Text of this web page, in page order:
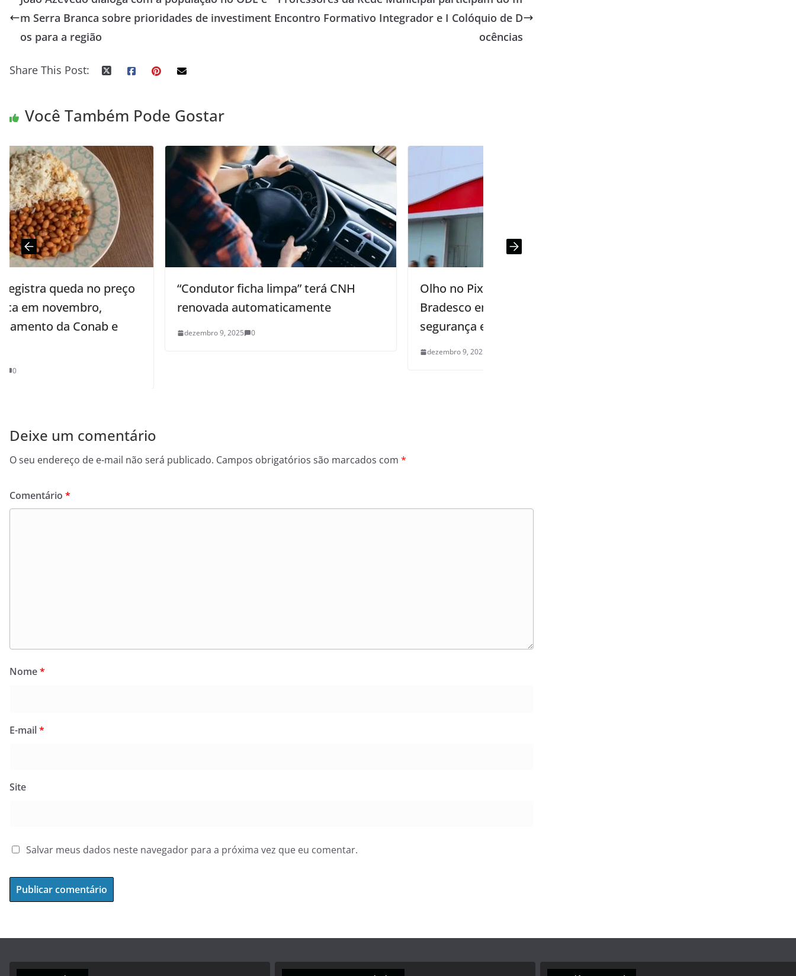
m Serra Branca sobre prioridades de investiment
os para a região
Encontro Formativo Integrador e I Colóquio de D
ocências
Share This Post:
Você Também Pode Gostar
“Condutor ficha limpa” terá CNH
renovada automaticamente
dezembro 9, 2025
Olho no Pix: Procon-CG multa
Bradesco em R$ 50 mil após falha de
segurança em transferência
Deixe um comentário
O seu endereço de e-mail não será publicado. Campos obrigatórios são marcados com *
Comentário *
Nome*
E-mail*
Site
Salvar meus dados neste navegador para a próxima vez que eu comentar.